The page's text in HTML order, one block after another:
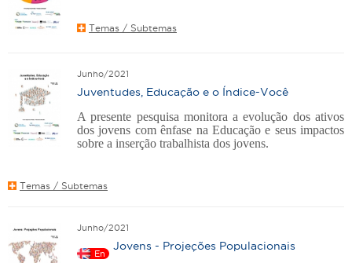
Temas / Subtemas
Junho/2021
Juventudes, Educação e o Índice-Você
A presente pesquisa monitora a evolução dos ativos
dos jovens com ênfase na Educação e seus impactos
sobre a inserção trabalhista dos jovens.
Temas / Subtemas
Junho/2021
En
Jovens - Projeções Populacionais